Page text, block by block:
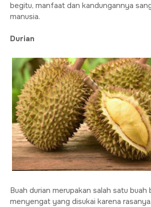
begitu, manfaat dan kandungannya
manusia.
Durian
Buah durian merupakan salah satu buah
menyengat yang disukai karena